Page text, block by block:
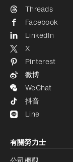
Threads
Facebook
LinkedIn
X
Pinterest
微博
WeChat
抖音
Line
有關勞力士